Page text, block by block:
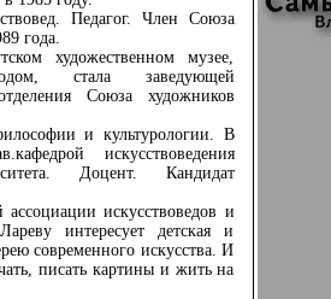
Педагог. Член Союза
года.
художественном музее,
стала заведующей
Союза художников
и культурологии. В
искусствоведения
Доцент. Кандидат
искусствоведов и
интересует детская и
современного искусства. И
писать картины и жить на